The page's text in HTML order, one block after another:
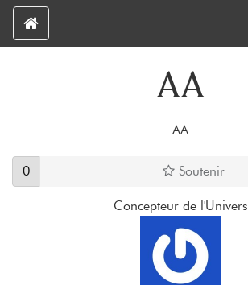
AA
AA
0 Soutenir
Concepteur de l'Univers